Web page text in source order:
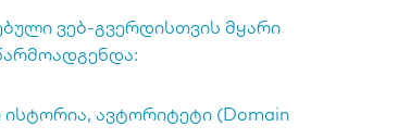
ვებ-გვერდისთვის მყარი
ავტორიტეტი (Domain